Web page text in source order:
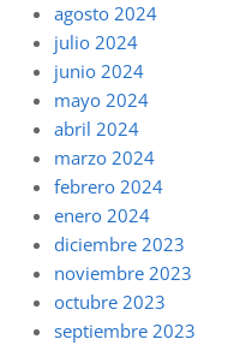
agosto 2024
julio 2024
junio 2024
mayo 2024
abril 2024
marzo 2024
febrero 2024
enero 2024
diciembre 2023
noviembre 2023
octubre 2023
septiembre 2023